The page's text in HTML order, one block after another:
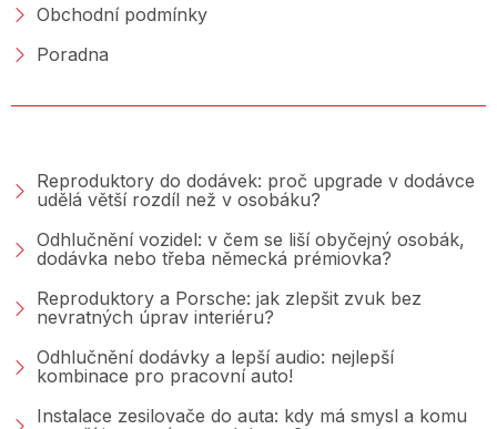
Obchodní podmínky
Poradna
Reproduktory do dodávek: proč upgrade v dodávce
udělá větší rozdíl než v osobáku?
Odhlučnění vozidel: v čem se liší obyčejný osobák,
dodávka nebo třeba německá prémiovka?
Reproduktory a Porsche: jak zlepšit zvuk bez
nevratných úprav interiéru?
Odhlučnění dodávky a lepší audio: nejlepší
kombinace pro pracovní auto!
Instalace zesilovače do auta: kdy má smysl a komu